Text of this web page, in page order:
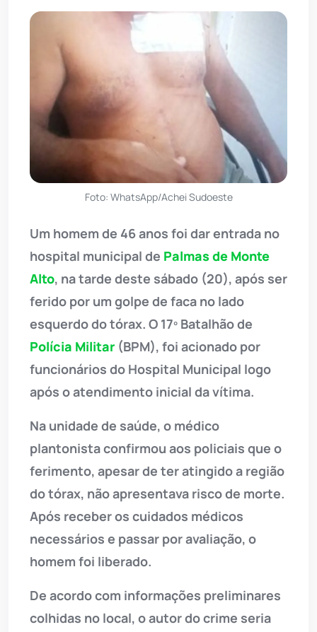
Foto: WhatsApp/Achei Sudoeste
Um homem de 46 anos foi dar entrada no
hospital municipal de Palmas de Monte
Alto, na tarde deste sábado (20), após ser
ferido por um golpe de faca no lado
esquerdo do tórax. O 17º Batalhão de
Polícia Militar (BPM), foi acionado por
funcionários do Hospital Municipal logo
após o atendimento inicial da vítima.
Na unidade de saúde, o médico
plantonista confirmou aos policiais que o
ferimento, apesar de ter atingido a região
do tórax, não apresentava risco de morte.
Após receber os cuidados médicos
necessários e passar por avaliação, o
homem foi liberado.
De acordo com informações preliminares
colhidas no local, o autor do crime seria